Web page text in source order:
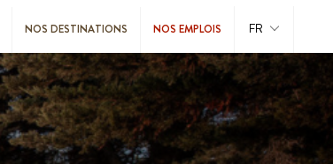
NOS DESTINATIONS NOS EMPLOIS FR